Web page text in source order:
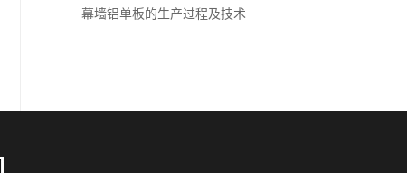
幕墙铝单板的生产过程及技术